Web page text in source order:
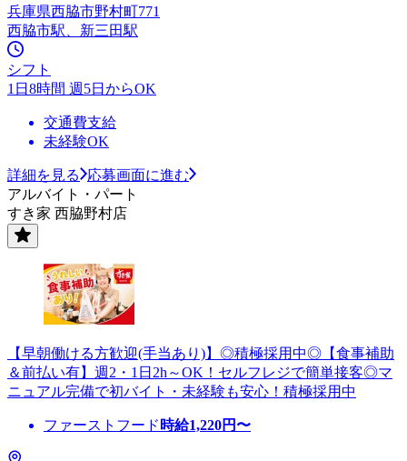
兵庫県西脇市野村町771
西脇市駅、新三田駅
シフト
1日8時間 週5日からOK
交通費支給
未経験OK
詳細を見る
応募画面に進む
アルバイト・パート
すき家 西脇野村店
【早朝働ける方歓迎(手当あり)】◎積極採用中◎【食事補助
＆前払い有】週2・1日2h～OK！セルフレジで簡単接客◎マ
ニュアル完備で初バイト・未経験も安心！積極採用中
ファーストフード 時給1,220円〜